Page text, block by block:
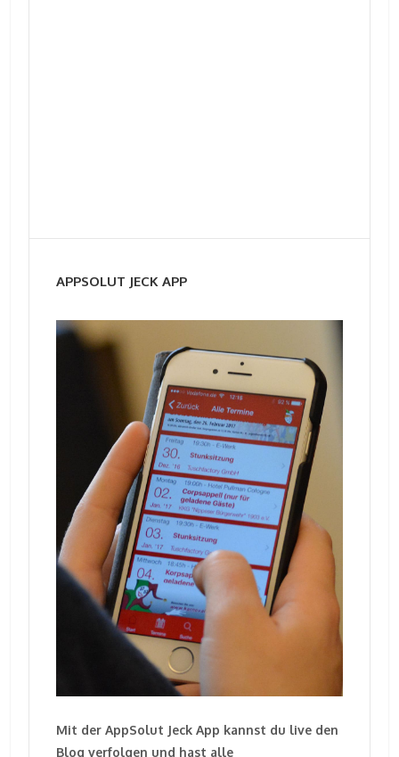
APPSOLUT JECK APP
Mit der AppSolut Jeck App kannst du live den
Blog verfolgen und hast alle